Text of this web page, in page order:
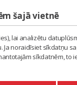
šajā vietnē
lai analizētu
noraidīsiet sīkdatņu
sīkdatnēm,